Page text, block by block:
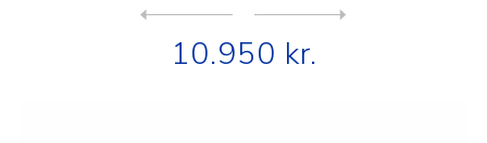
10.950 kr.